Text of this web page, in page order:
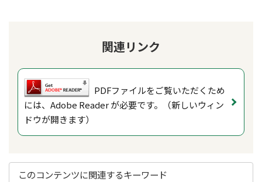
関連リンク
PDFファイルをご覧いただくため
には、Adobe Reader が必要です。（新しいウィン
ドウが開きます）
このコンテンツに関連するキーワード